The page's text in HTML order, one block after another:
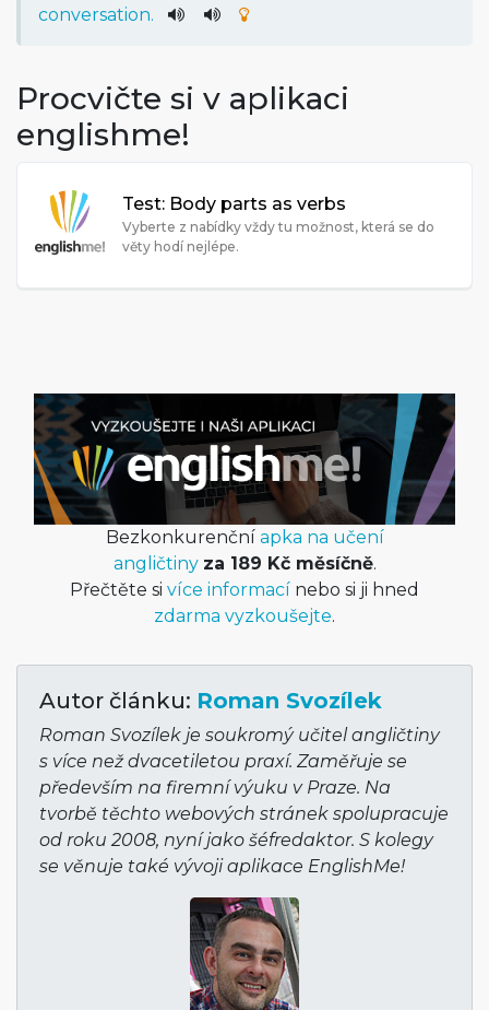
conversation.
Procvičte si v aplikaci
englishme!
Test: Body parts as verbs
Vyberte z nabídky vždy tu možnost, která se do
věty hodí nejlépe.
Bezkonkurenční apka na učení
angličtiny za 189 Kč měsíčně.
Přečtěte si více informací nebo si ji hned
zdarma vyzkoušejte.
Autor článku: Roman Svozílek
Roman Svozílek je soukromý učitel angličtiny
s více než dvacetiletou praxí. Zaměřuje se
především na firemní výuku v Praze. Na
tvorbě těchto webových stránek spolupracuje
od roku 2008, nyní jako šéfredaktor. S kolegy
se věnuje také vývoji aplikace EnglishMe!